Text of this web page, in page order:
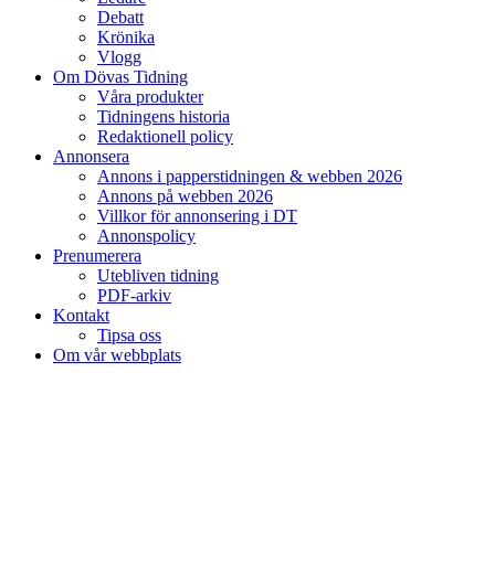
Debatt
Krönika
Vlogg
Om Dövas Tidning
Våra produkter
Tidningens historia
Redaktionell policy
Annonsera
Annons i papperstidningen & webben 2026
Annons på webben 2026
Villkor för annonsering i DT
Annonspolicy
Prenumerera
Utebliven tidning
PDF-arkiv
Kontakt
Tipsa oss
Om vår webbplats